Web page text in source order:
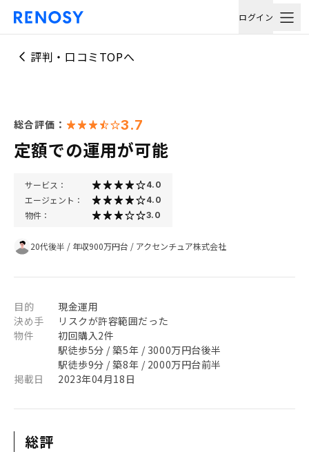
ログイン
評判・口コミTOPへ
総合評価： 3.7
定額での運用が可能
サービス： 4.0
エージェント： 4.0
物件： 3.0
20代後半 / 年収900万円台 / アクセンチュア株式会社
目的
現金運用
決め手
リスクが許容範囲だった
物件
初回購入2件
駅徒歩5分 / 築5年 / 3000万円台後半
駅徒歩9分 / 築8年 / 2000万円台前半
掲載日
2023年04月18日
総評